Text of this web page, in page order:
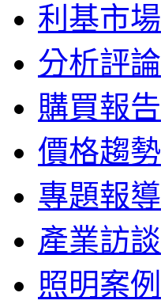
利基市場
分析評論
購買報告
價格趨勢
專題報導
產業訪談
照明案例